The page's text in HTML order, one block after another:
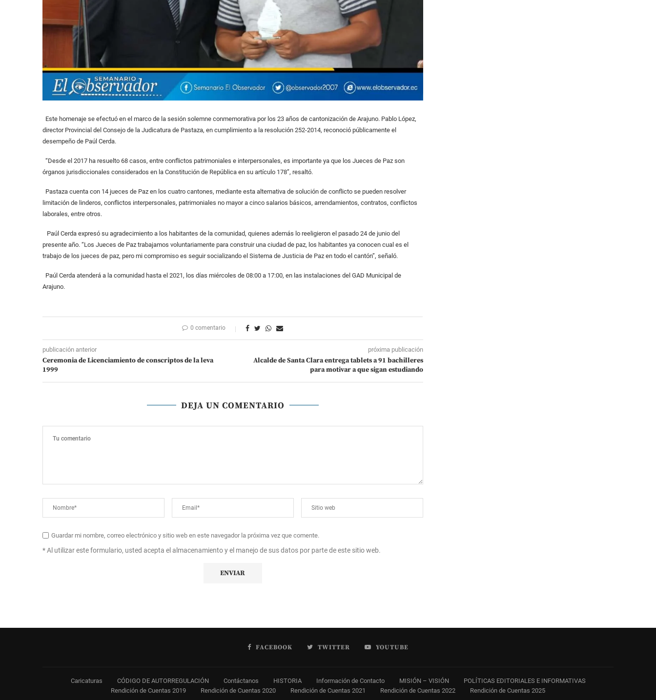
Este homenaje se efectuó en el marco de la sesión solemne conmemorativa por los 23 años de cantonización de Arajuno. Pablo López,
director Provincial del Consejo de la Judicatura de Pastaza, en cumplimiento a la resolución 252-2014, reconoció públicamente el
desempeño de Paúl Cerda.
“Desde el 2017 ha resuelto 68 casos, entre conflictos patrimoniales e interpersonales, es importante ya que los Jueces de Paz son
órganos jurisdiccionales considerados en la Constitución de República en su artículo 178”, resaltó.
Pastaza cuenta con 14 jueces de Paz en los cuatro cantones, mediante esta alternativa de solución de conflicto se pueden resolver
limitación de linderos, conflictos interpersonales, patrimoniales no mayor a cinco salarios básicos, arrendamientos, contratos, conflictos
laborales, entre otros.
Paúl Cerda expresó su agradecimiento a los habitantes de la comunidad, quienes además lo reeligieron el pasado 24 de junio del
presente año. “Los Jueces de Paz trabajamos voluntariamente para construir una ciudad de paz, los habitantes ya conocen cual es el
trabajo de los jueces de paz, pero mi compromiso es seguir socializando el Sistema de Justicia de Paz en todo el cantón”, señaló.
Paúl Cerda atenderá a la comunidad hasta el 2021, los días miércoles de 08:00 a 17:00, en las instalaciones del GAD Municipal de
Arajuno.
0 comentario
publicación anterior
Ceremonia de Licenciamiento de conscriptos de la leva
1999
próxima publicación
Alcalde de Santa Clara entrega tablets a 91 bachilleres
para motivar a que sigan estudiando
DEJA UN COMENTARIO
Guardar mi nombre, correo electrónico y sitio web en este navegador la próxima vez que comente.
* Al utilizar este formulario, usted acepta el almacenamiento y el manejo de sus datos por parte de este sitio web.
FACEBOOK TWITTER YOUTUBE
Caricaturas CÓDIGO DE AUTORREGULACIÓN Contáctanos HISTORIA Información de Contacto MISIÓN – VISIÓN
POLÍTICAS EDITORIALES E INFORMATIVAS
Rendición de Cuentas 2019
Rendición de Cuentas 2020 Rendición de Cuentas 2021 Rendición de Cuentas 2022 Rendición de Cuentas 2025